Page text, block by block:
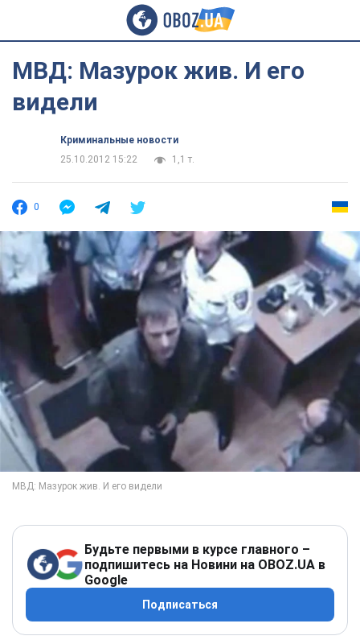
МВД: Мазурок жив. И его
видели
Криминальные новости
25.10.2012 15:22
1,1 т.
0
Будьте первыми в курсе главного –
подпишитесь на Новини на OBOZ.UA в
Google
Подписаться